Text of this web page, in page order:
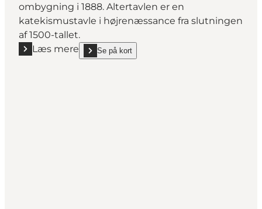
ombygning i 1888. Altertavlen er en
katekismustavle i højrenæssance fra slutningen
af 1500-tallet.
Læs mere
Læs mere "Fuglebjerg Kirke"
Se på kort
show Fuglebjerg Kirke on_map